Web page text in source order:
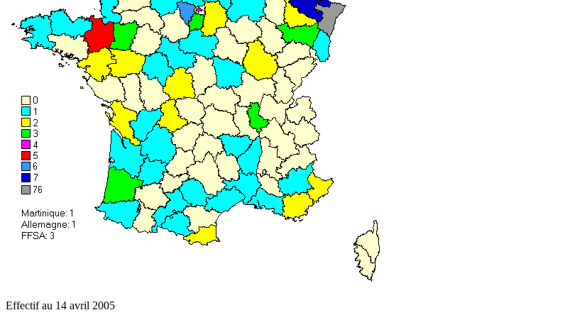
Effectif au 14 avril 2005